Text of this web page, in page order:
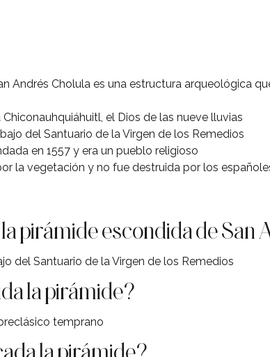
Andrés Cholula es una estructura arqueológica
el Dios de las nueve lluvias
del Santuario de la Virgen de los Remedios
en 1557 y era un pueblo religioso
la vegetación y no fue destruida por los
pirámide escondida de San
del Santuario de la Virgen de los Remedios
la pirámide?
temprano
la pirámide?